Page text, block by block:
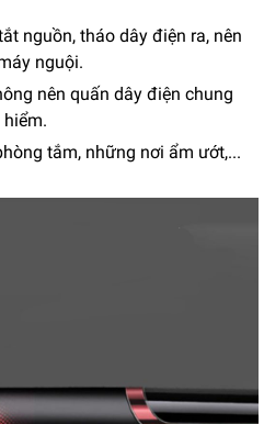
nguồn, tháo dây điện ra, nên
nguội.
nên quấn dây điện chung
tắm, những nơi ẩm ướt,...